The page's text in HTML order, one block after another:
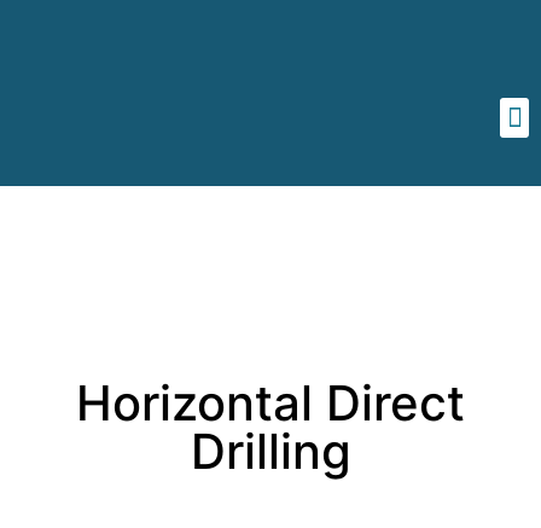
Horizontal Direct
Drilling